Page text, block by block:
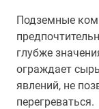
Подземные
глубже
ограждает
явлений, не
перегреваться.